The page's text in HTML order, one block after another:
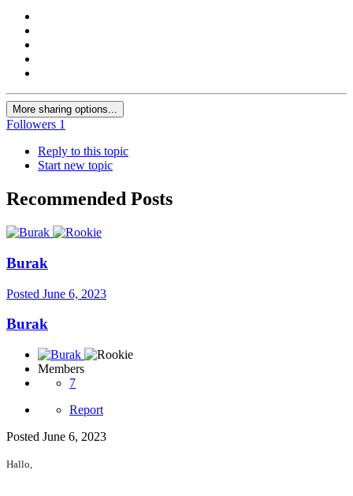
More sharing options...
Followers 1
Reply to this topic
Start new topic
Recommended Posts
Burak
Posted June 6, 2023
Burak
Members
7
Report
Posted June 6, 2023
Hallo,